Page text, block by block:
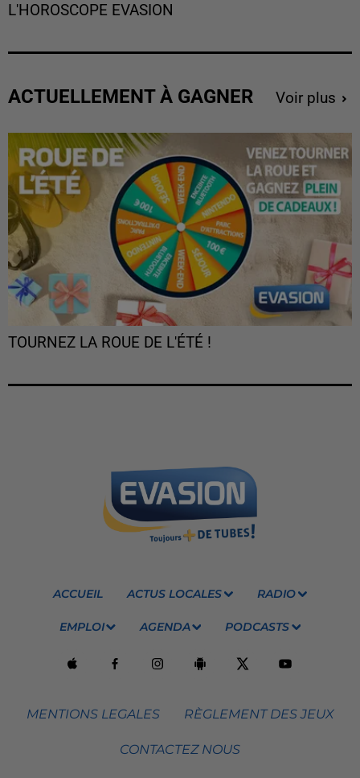
L'HOROSCOPE EVASION
ACTUELLEMENT À GAGNER Voir plus
TOURNEZ LA ROUE DE L'ÉTÉ !
ACCUEIL ACTUS LOCALES RADIO
EMPLOI AGENDA PODCASTS
MENTIONS LEGALES RÈGLEMENT DES JEUX
CONTACTEZ NOUS